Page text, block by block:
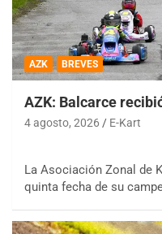
AZK BREVES
AZK: Balcarce
4 agosto, 2026 E-Kart
La Asociación Zonal de
quinta fecha de su